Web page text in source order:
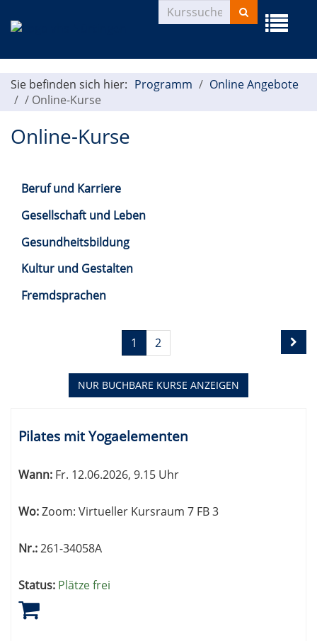
Menü
Kurse
suchen
Sie befinden sich hier: Programm
Online Angebote
/ Online-Kurse
Online-Kurse
Beruf und Karriere
Gesellschaft und Leben
Gesundheitsbildung
Kultur und Gestalten
Fremdsprachen
Seiten
blättern
1 2
NUR BUCHBARE KURSE ANZEIGEN
Tabellenüberschriften
können
werden.
Pilates mit Yogaelementen
Wann: Fr. 12.06.2026, 9.15 Uhr
Wo:Zoom: Virtueller Kursraum 7 FB 3
Nr.:261-34058A
Status: Plätze frei